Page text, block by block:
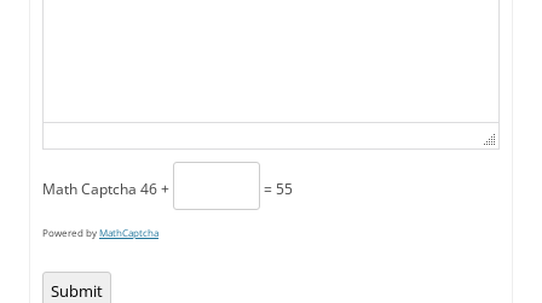
Math Captcha 46 + = 55
Powered byMathCaptcha
Submit